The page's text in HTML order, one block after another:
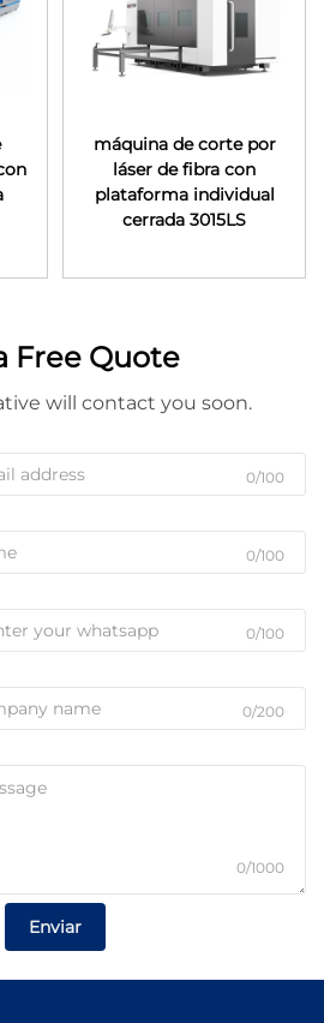
máquina de corte por
láser de fibra con
plataforma individual
cerrada 3015LS
Free Quote
will contact you soon.
0/100
0/100
0/100
0/200
0/1000
Enviar